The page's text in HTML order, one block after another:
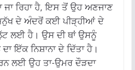
ਜਾ ਰਿਹਾ ਹੈ, ਇਸ ਤੋਂ ਉਹ ਅਣਜਾਣ
ਦੇ ਅੰਦਰੋਂ ਕਈ ਪੀੜ੍ਹੀਆਂ ਦੇ
ਲਈ ਹੈ। ਉਸ ਦੀ ਥਾਂ ਉਸਨੂੰ
ਇੱਕ ਨਿਸ਼ਾਨਾ ਦੇ ਦਿੱਤਾ ਹੈ।
ਲਈ ਉਹ ਤਾ-ਉਮਰ ਦੌੜਦਾ